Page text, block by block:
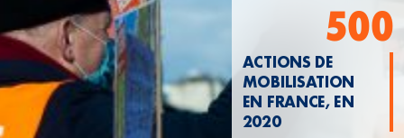
500
ACTIONS DE
MOBILISATION
EN FRANCE, EN
2020